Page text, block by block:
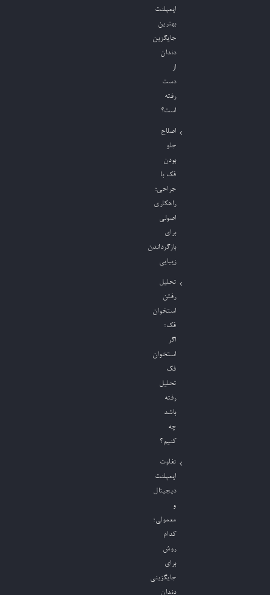
ایمپلنت
بهترین
جایگزین
دندان
از
دست
رفته
است؟
اصلاح
جلو
بودن
فک با
جراحی؛
راهکاری
اصولی
برای
بازگرداندن
زیبایی
تحلیل
رفتن
استخوان
فک؛
اگر
استخوان
فک
تحلیل
رفته
باشد
چه
کنیم؟
تفاوت
ایمپلنت
دیجیتال
و
معمولی؛
کدام
روش
برای
جایگزینی
دندان